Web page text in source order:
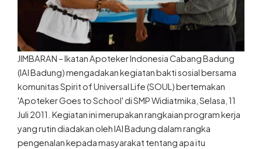
JIMBARAN – Ikatan Apoteker Indonesia Cabang Badung
(IAI Badung) mengadakan kegiatan bakti sosial bersama
komunitas Spirit of Universal Life (SOUL) bertemakan
'Apoteker Goes to School' di SMP Widiatmika, Selasa, 11
Juli 2011. Kegiatan ini merupakan rangkaian program kerja
yang rutin diadakan oleh IAI Badung dalam rangka
pengenalan kepada masyarakat tentang apa itu